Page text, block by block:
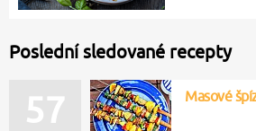
Poslední sledované recepty
57 Masové